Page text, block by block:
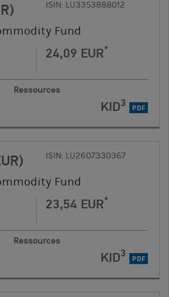
ISIN: LU3353888012
Fund
24,09 EUR*
Ressources
KID3 PDF
ISIN: LU2607330367
Fund
23,54 EUR*
Ressources
KID3 PDF